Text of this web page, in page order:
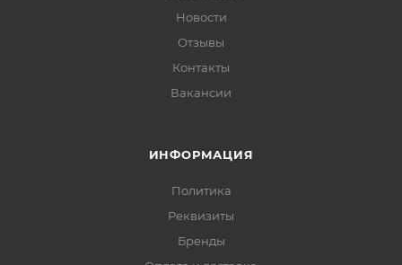
Новости
Отзывы
Контакты
Вакансии
ИНФОРМАЦИЯ
Политика
Реквизиты
Бренды